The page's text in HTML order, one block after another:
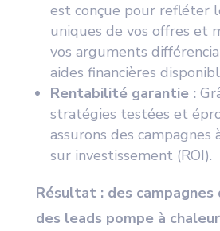
est conçue pour refléter
uniques de vos offres et
vos arguments
aides financières
Rentabilité garantie :
stratégies testées et
assurons des
sur investissement (ROI).
Résultat : des campagnes
des leads pompe à